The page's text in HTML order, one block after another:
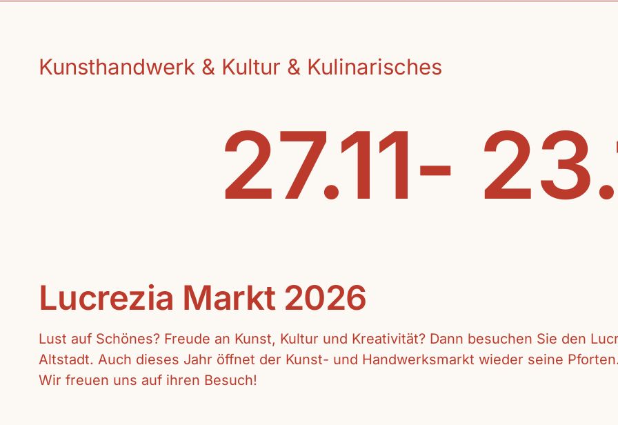
Kunsthandwerk & Kultur & Kulinarisches
27.11-
Lucrezia Markt 2026
Lust auf Schönes? Freude an Kunst, Kultur und Kreativität? Dann besuchen Sie den
Altstadt. Auch dieses Jahr öffnet der Kunst- und Handwerksmarkt wieder seine
Wir freuen uns auf ihren Besuch!